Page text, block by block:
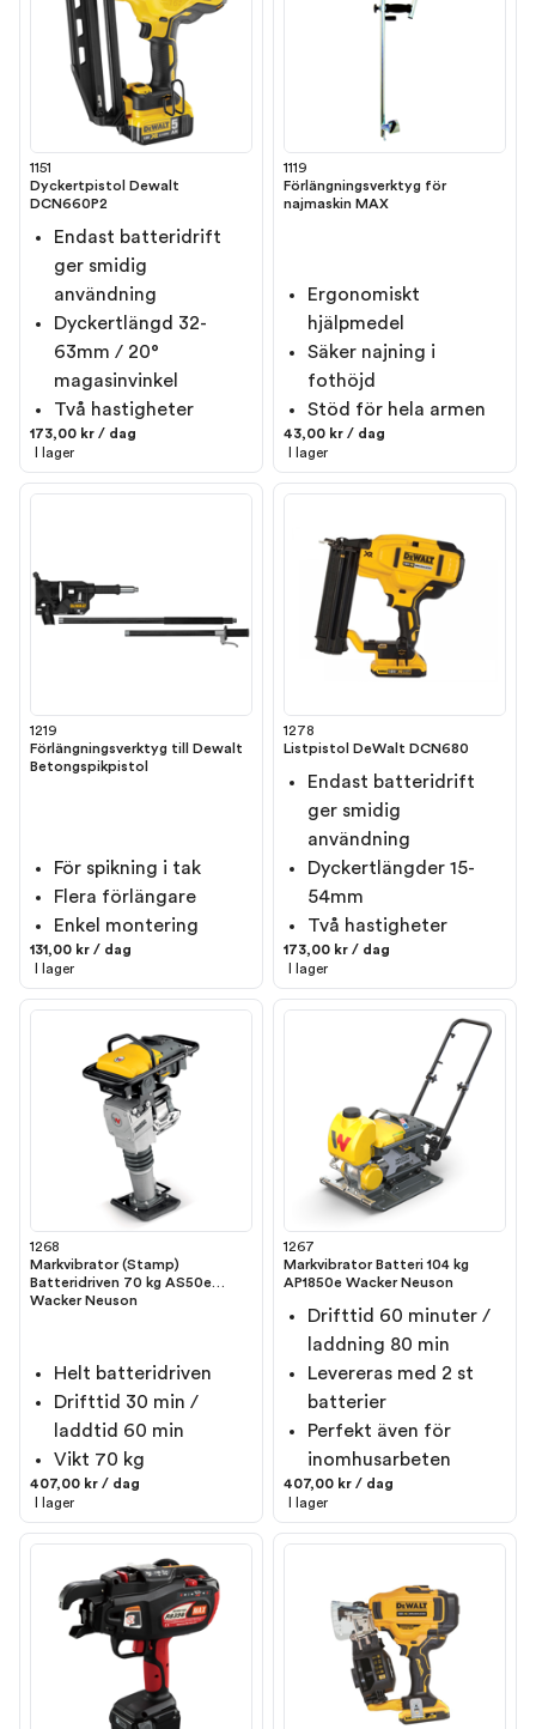
1151
Dyckertpistol Dewalt
DCN660P2
Endast batteridrift
ger smidig
användning
Dyckertlängd 32-
63mm / 20°
magasinvinkel
Två hastigheter
173,00 kr / dag
I lager
1119
Förlängningsverktyg för
najmaskin MAX
Ergonomiskt
hjälpmedel
Säker najning i
fothöjd
Stöd för hela armen
43,00 kr / dag
I lager
1219
Förlängningsverktyg till Dewalt
Betongspikpistol
För spikning i tak
Flera förlängare
Enkel montering
131,00 kr / dag
I lager
1278
Listpistol DeWalt DCN680
Endast batteridrift
ger smidig
användning
Dyckertlängder 15-
54mm
Två hastigheter
173,00 kr / dag
I lager
1268
Markvibrator (Stamp)
Batteridriven 70 kg AS50e
Wacker Neuson
Helt batteridriven
Drifttid 30 min /
laddtid 60 min
Vikt 70 kg
407,00 kr / dag
I lager
1267
Markvibrator Batteri 104 kg
AP1850e Wacker Neuson
Drifttid 60 minuter /
laddning 80 min
Levereras med 2 st
batterier
Perfekt även för
inomhusarbeten
407,00 kr / dag
I lager